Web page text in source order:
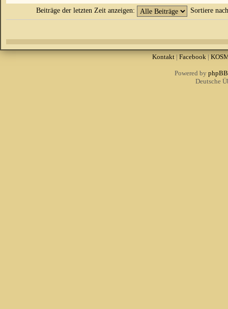
Beiträge der letzten Zeit anzeigen: Sortiere
Kontakt|Facebook|
Powered by phpBB
Deutsche